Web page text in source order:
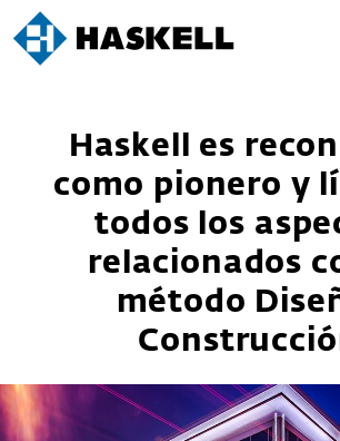
Haskell es
como pionero y
todos los
relacionados
método